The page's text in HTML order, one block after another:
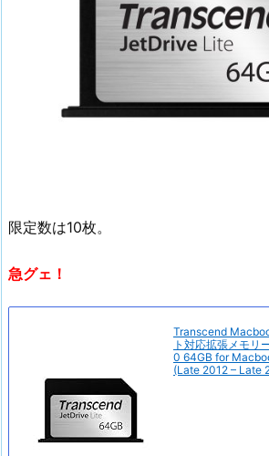
限定数は10枚。
急グェ！
Transcend
ト対応拡張メモ
0 64GB for
(Late 2012 – Late